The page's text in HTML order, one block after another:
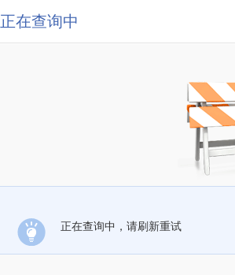
正在查询中
正在查询中，请刷新重试